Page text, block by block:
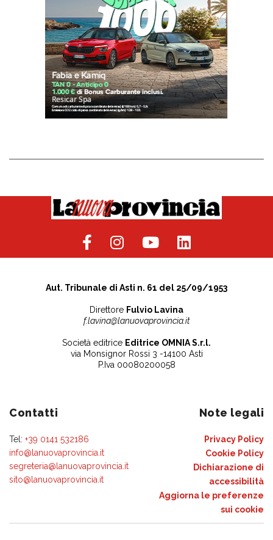
Aut. Tribunale di Asti n. 61 del 25/09/1953
Direttore Fulvio Lavina
f.lavina@lanuovaprovincia.it
Società editrice Editrice OMNIA S.r.l.
via Monsignor Rossi 3 -14100 Asti
P.Iva 00080200058
Contatti
Tel: +39 0141 532186
info@lanuovaprovincia.it
segreteria@lanuovaprovincia.it
sito@lanuovaprovincia.it
Note legali
Privacy Policy
Cookie Policy
Dichiarazione di
accessibilità
Aggiorna le preferenze
sui cookie